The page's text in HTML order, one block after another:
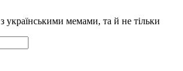
українськими мемами, та й не тільки